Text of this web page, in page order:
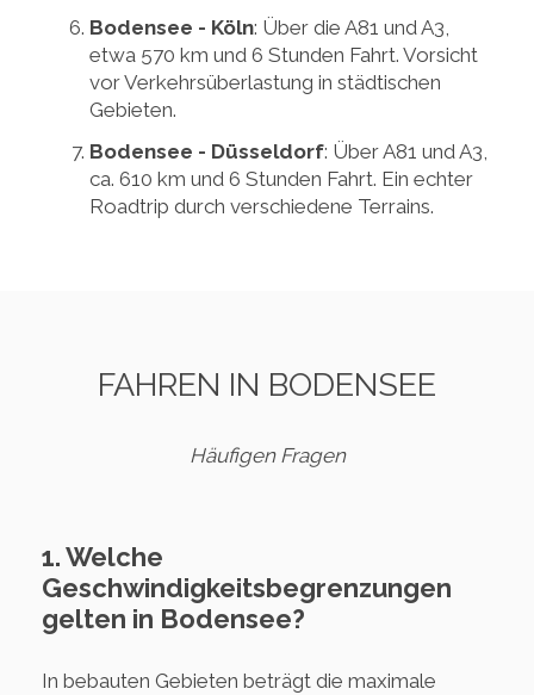
Bodensee - Köln: Über die A81 und A3,
etwa 570 km und 6 Stunden Fahrt. Vorsicht
vor Verkehrsüberlastung in städtischen
Gebieten.
Bodensee - Düsseldorf: Über A81 und A3,
ca. 610 km und 6 Stunden Fahrt. Ein echter
Roadtrip durch verschiedene Terrains.
FAHREN IN BODENSEE
Häufigen Fragen
1. Welche
Geschwindigkeitsbegrenzungen
gelten in Bodensee?
In bebauten Gebieten beträgt die maximale